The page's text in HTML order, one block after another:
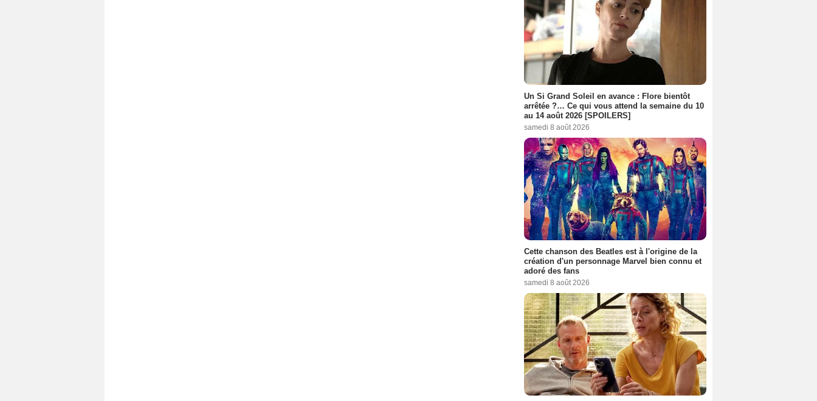
Un Si Grand Soleil en avance : Flore bientôt
arrêtée ?… Ce qui vous attend la semaine du 10
au 14 août 2026 [SPOILERS]
samedi 8 août 2026
Cette chanson des Beatles est à l'origine de la
création d'un personnage Marvel bien connu et
adoré des fans
samedi 8 août 2026